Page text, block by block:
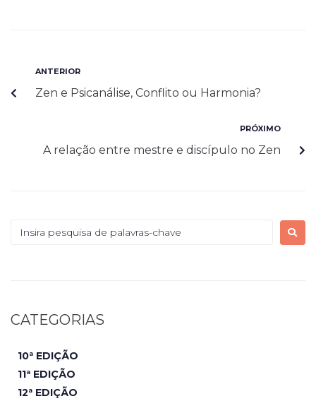
ANTERIOR
Zen e Psicanálise, Conflito ou Harmonia?
PRÓXIMO
A relação entre mestre e discípulo no Zen
CATEGORIAS
10ª EDIÇÃO
11ª EDIÇÃO
12ª EDIÇÃO